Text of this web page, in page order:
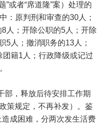
”或者“席道隆”案）处理的
：原判刑和审查的30人；
人；开除公职的5人；开除
5人；撤消职务的13人；
籍1人；行政降级或记过
部，释放后待安排工作期
策规定，不再补发）。鉴
成困难，分两次发生活费